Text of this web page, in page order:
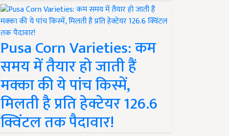
Pusa Corn Varieties: कम
समय में तैयार हो जाती हैं
मक्का की ये पांच किस्में,
मिलती है प्रति हेक्टेयर 126.6
क्विंटल तक पैदावार!